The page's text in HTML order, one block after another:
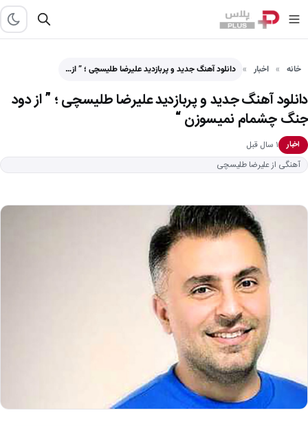
خانه اخبار دانلود آهنگ جدید و پربازدید علیرضا طلیسچی ؛ ” از…
دانلود آهنگ جدید و پربازدید علیرضا طلیسچی ؛ ” از دود
جنگ چشمام نمیسوزن “
اخبار
۱ سال قبل
آهنگی از علیرضا طلیسچی